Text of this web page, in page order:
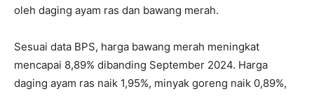
oleh daging ayam ras dan bawang merah.
Sesuai data BPS, harga bawang merah meningkat
mencapai 8,89% dibanding September 2024. Harga
daging ayam ras naik 1,95%, minyak goreng naik 0,89%,